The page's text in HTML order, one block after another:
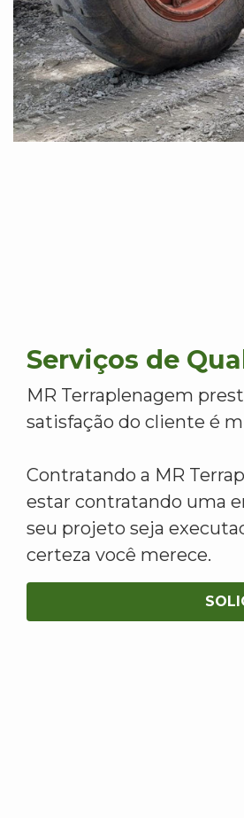
Serviços de
MR Terraplenagem
satisfação do cliente é
Contratando a MR
estar contratando uma
seu projeto seja
certeza você merece.